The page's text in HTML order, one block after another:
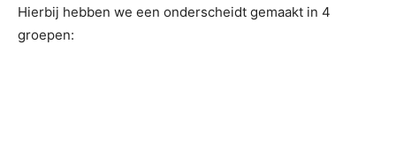
Hierbij hebben we een onderscheidt gemaakt in 4
groepen: